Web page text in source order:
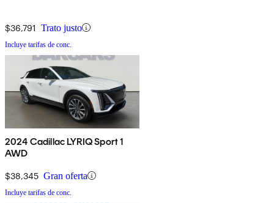
$36,791 Trato justo
Incluye tarifas de conc.
2024 Cadillac LYRIQ Sport 1
AWD
$38,345 Gran oferta
Incluye tarifas de conc.